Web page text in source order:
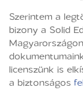
Szerintem a
bizony a Solid
licenszünk is
a biztonságos